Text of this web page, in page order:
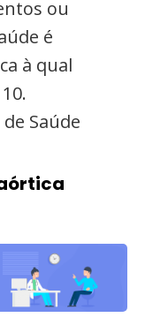
ou
é
à qual
Saúde